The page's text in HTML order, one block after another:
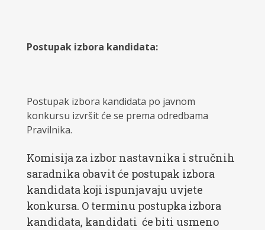
Postupak izbora kandidata:
Postupak izbora kandidata po javnom
konkursu izvršit će se prema odredbama
Pravilnika.
Komisija za izbor nastavnika i stručnih
saradnika obavit će postupak izbora
kandidata koji ispunjavaju uvjete
konkursa. O terminu postupka izbora
kandidata, kandidati će biti usmeno